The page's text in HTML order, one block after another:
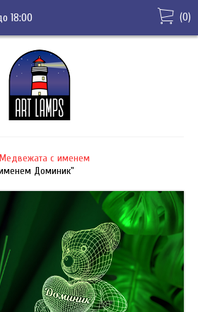
18:00 (0)
Медвежата с именем
Доминик"